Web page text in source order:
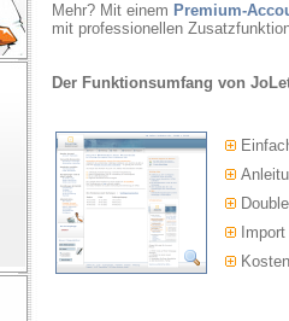
Mehr? Mit einem Premium-
mit professionellen
Der Funktionsumfang von